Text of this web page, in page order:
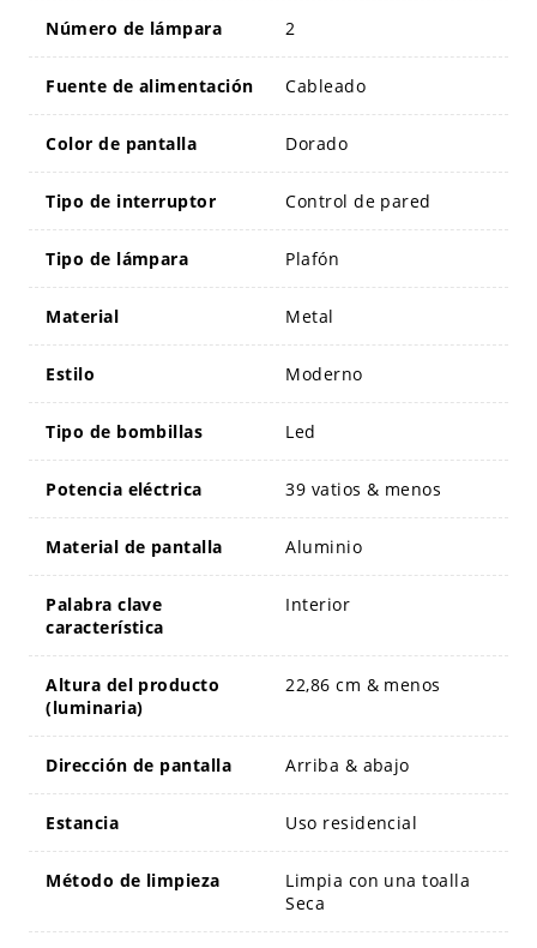
Número de lámpara 2
Fuente de alimentación Cableado
Color de pantalla Dorado
Tipo de interruptor Control de pared
Tipo de lámpara Plafón
Material Metal
Estilo Moderno
Tipo de bombillas Led
Potencia eléctrica 39 vatios & menos
Material de pantalla Aluminio
Palabra clave
característica
Interior
Altura del producto
(luminaria)
22,86 cm & menos
Dirección de pantalla Arriba & abajo
Estancia Uso residencial
Método de limpieza
Limpia con una toalla
Seca